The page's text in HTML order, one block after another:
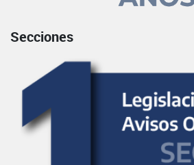
Secciones